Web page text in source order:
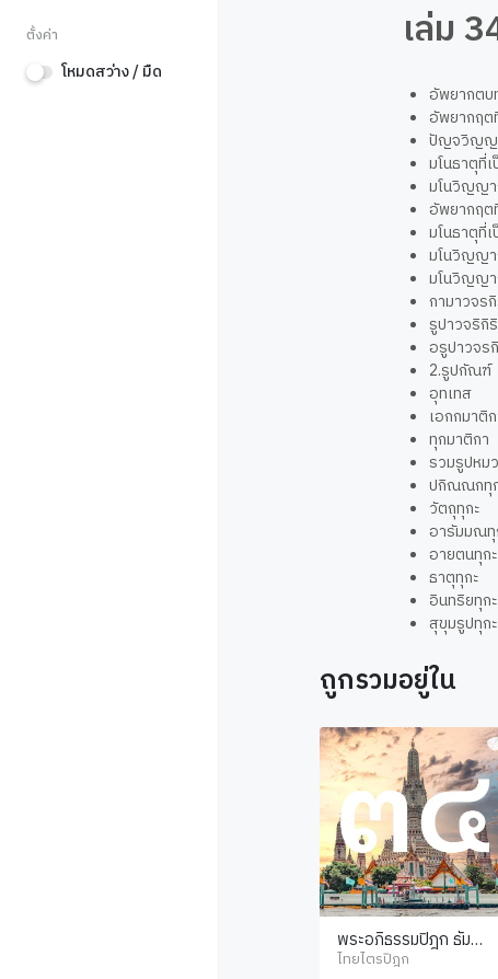
ตั้งค่า
โหมดสว่าง / มืด
เล่ม
อัพยากตบ
อัพยากฤต
ปัญจวิญญ
มโนธาตุที่
มโนวิญญ
อัพยากฤต
มโนธาตุที่
มโนวิญญา
มโนวิญญา
กามาวจร
รูปาวจริกิ
อรูปาวจร
2.รูปกัณฑ์
อุทเทส
เอกกมาติ
ทุกมาติกา
รวมรูปหม
ปกิณณกทุ
วัตถุทุกะ
อารัมมณทุ
อายตนทุกะ
ธาตุทุกะ
อินทริยทุกะ
สุขุมรูปทุกะ
ถูกรวมอยู่ใน
พระอภิธรรมปิฎก ธัมมสั
งคณี
ไทยไตรปิฎก